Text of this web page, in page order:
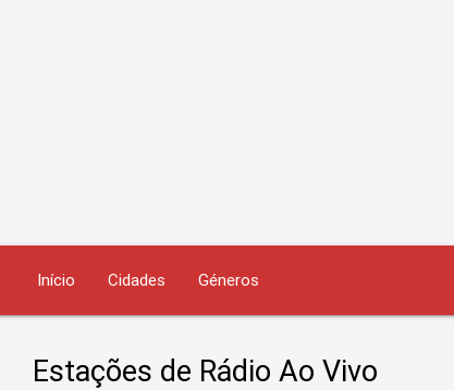
Início Cidades Géneros
Estações de Rádio Ao Vivo